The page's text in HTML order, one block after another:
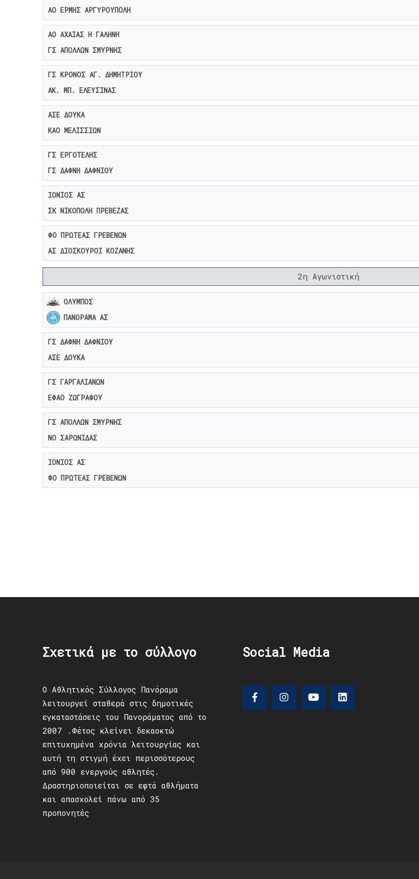
ΑΟ ΕΡΜΗΣ ΑΡΓΥΡΟΥΠΟΛΗ
ΑΟ ΑΧΑΙΑΣ Η ΓΑΛΗΝΗ
ΓΣ ΑΠΟΛΛΩΝ ΣΜΥΡΝΗΣ
ΓΣ ΚΡΟΝΟΣ ΑΓ. ΔΗΜΗΤΡΙΟΥ
ΑΚ. ΜΠ. ΕΛΕΥΣΙΝΑΣ
ΑΣΕ ΔΟΥΚΑ
ΚΑΟ ΜΕΛΙΣΣΙΩΝ
ΓΣ ΕΡΓΟΤΕΛΗΣ
ΓΣ ΔΑΦΝΗ ΔΑΦΝΙΟΥ
ΙΟΝΙΟΣ ΑΣ
ΣΚ ΝΙΚΟΠΟΛΗ ΠΡΕΒΕΖΑΣ
ΦΟ ΠΡΩΤΕΑΣ ΓΡΕΒΕΝΩΝ
ΑΣ ΔΙΟΣΚΟΥΡΟΙ ΚΟΖΑΝΗΣ
2η Αγωνιστική
ΟΛΥΜΠΟΣ
ΠΑΝΟΡΑΜΑ ΑΣ
ΓΣ ΔΑΦΝΗ ΔΑΦΝΙΟΥ
ΑΣΕ ΔΟΥΚΑ
ΓΣ ΓΑΡΓΑΛΙΑΝΩΝ
ΕΦΑΟ ΖΩΓΡΑΦΟΥ
ΓΣ ΑΠΟΛΛΩΝ ΣΜΥΡΝΗΣ
ΝΟ ΣΑΡΩΝΙΔΑΣ
ΙΟΝΙΟΣ ΑΣ
ΦΟ ΠΡΩΤΕΑΣ ΓΡΕΒΕΝΩΝ
Σχετικά με το σύλλογο
Ο Αθλητικός Σύλλογος Πανόραμα
λειτουργεί σταθερά στις δημοτικές
εγκαταστάσεις του Πανοράματος από το
2007 .Φέτος κλείνει δεκαοκτώ
επιτυχημένα χρόνια λειτουργίας και
αυτή τη στιγμή έχει περισσότερους
από 900 ενεργούς αθλητές.
Δραστηριοποιείται σε εφτά αθλήματα
και απασχολεί πάνω από 35
προπονητές
Social Media